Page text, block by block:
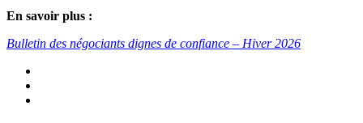
En savoir plus :
Bulletin des négociants dignes de confiance – Hiver 2026